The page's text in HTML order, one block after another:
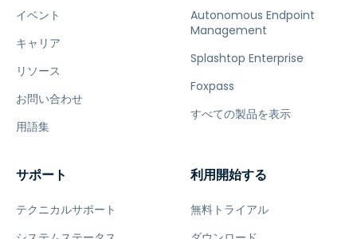
イベント
キャリア
リソース
お問い合わせ
用語集
Autonomous Endpoint
Management
Splashtop Enterprise
Foxpass
すべての製品を表示
サポート
テクニカルサポート
利用開始する
無料トライアル